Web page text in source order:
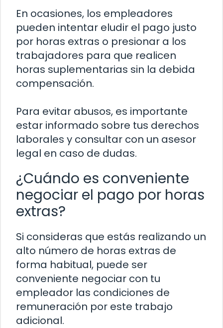
En ocasiones, los empleadores
pueden intentar eludir el pago justo
por horas extras o presionar a los
trabajadores para que realicen
horas suplementarias sin la debida
compensación.
Para evitar abusos, es importante
estar informado sobre tus derechos
laborales y consultar con un asesor
legal en caso de dudas.
¿Cuándo es conveniente
negociar el pago por horas
extras?
Si consideras que estás realizando un
alto número de horas extras de
forma habitual, puede ser
conveniente negociar con tu
empleador las condiciones de
remuneración por este trabajo
adicional.